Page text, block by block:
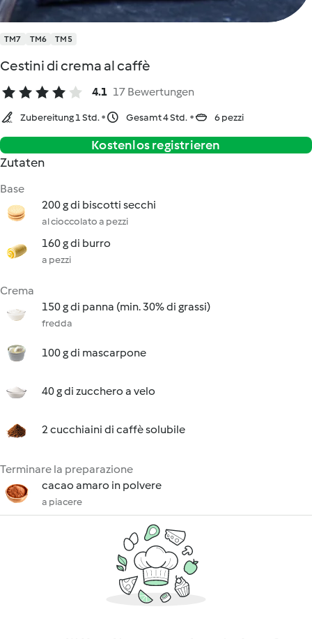
TM7 TM6 TM5
Cestini di crema al caffè
4.1 17 Bewertungen
Zubereitung 1 Std. Gesamt 4 Std. 6 pezzi
Kostenlos registrieren
Zutaten
Base
200 g di biscotti secchi
al cioccolato a pezzi
160 g di burro
a pezzi
Crema
150 g di panna (min. 30% di grassi)
fredda
100 g di mascarpone
40 g di zucchero a velo
2 cucchiaini di caffè solubile
Terminare la preparazione
cacao amaro in polvere
a piacere